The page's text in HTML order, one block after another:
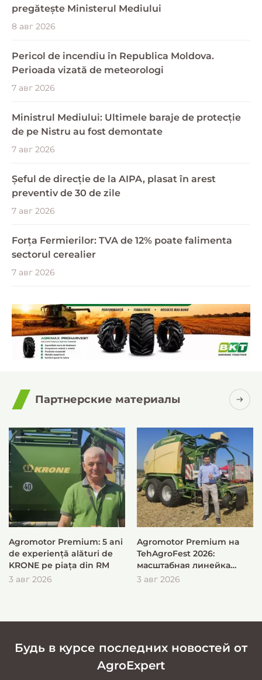
pregătește Ministerul Mediului
8 авг 2026
Pericol de incendiu în Republica Moldova.
Perioada vizată de meteorologi
7 авг 2026
Ministrul Mediului: Ultimele baraje de protecție
de pe Nistru au fost demontate
7 авг 2026
Șeful de direcție de la AIPA, plasat în arest
preventiv de 30 de zile
7 авг 2026
Forța Fermierilor: TVA de 12% poate falimenta
sectorul cerealier
7 авг 2026
Партнерские материалы
Agromotor Premium: 5 ani
de experiență alături de
KRONE pe piața din RM
3 авг 2026
Agromotor Premium на
TehAgroFest 2026:
масштабная линейка
KRONE для быстрой и
3 авг 2026
Будь в курсе последних новостей от
AgroExpert